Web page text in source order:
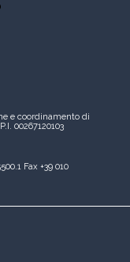
e coordinamento di
P.I. 00267120103
Fax +39 010